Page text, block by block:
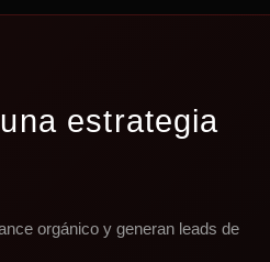
estrategia
orgánico y generan leads de